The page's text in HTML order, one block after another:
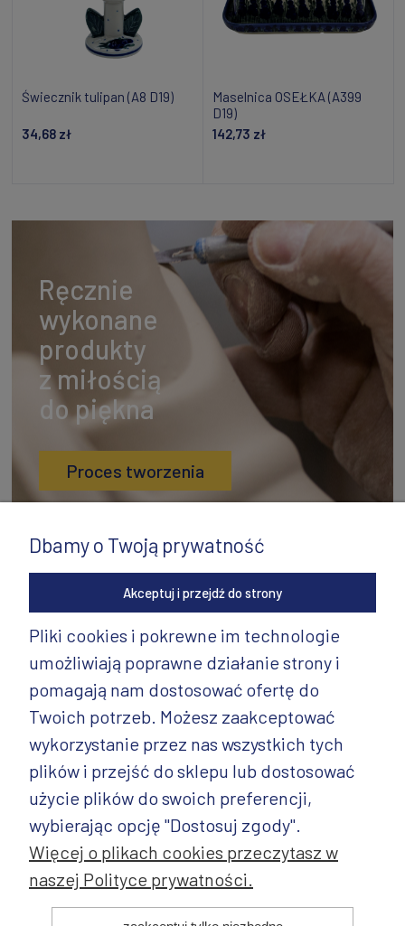
Świecznik tulipan (A8 D19)
34,68 zł
Maselnica OSEŁKA (A399
D19)
142,73 zł
Ręcznie
wykonane
produkty
z miłością
do piękna
Proces tworzenia
INFORMACJE
PRODUKTY CD.
POZOSTAŁE
Dbamy o Twoją prywatność
Akceptuj i przejdź do strony
Pliki cookies i pokrewne im technologie
umożliwiają poprawne działanie strony i
pomagają nam dostosować ofertę do
Twoich potrzeb. Możesz zaakceptować
wykorzystanie przez nas wszystkich tych
plików i przejść do sklepu lub dostosować
użycie plików do swoich preferencji,
wybierając opcję "Dostosuj zgody".
Więcej o plikach cookies przeczytasz w
naszej Polityce prywatności.